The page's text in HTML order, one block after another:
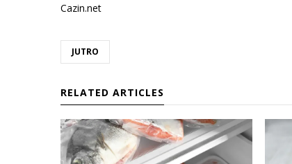
Cazin.net
JUTRO
RELATED ARTICLES